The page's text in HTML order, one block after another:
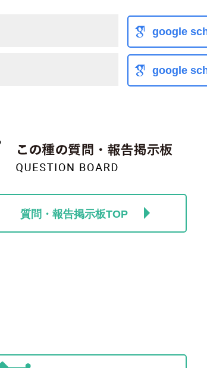
google
google
質問・報告掲示板TOP